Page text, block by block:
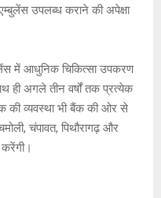
उपलब्ध कराने की अपेक्षा
में आधुनिक चिकित्सा उपकरण
ही अगले तीन वर्षों तक प्रत्येक
की व्यवस्था भी बैंक की ओर से
चंपावत, पिथौरागढ़ और